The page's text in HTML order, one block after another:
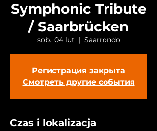
Symphonic Tribute
/ Saarbrücken
sob., 04 lut
  |
Saarrondo
Регистрация закрыта
Смотреть другие события
Czas i lokalizacja